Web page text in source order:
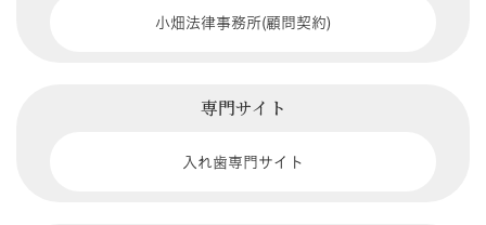
小畑法律事務所(顧問契約)
専門サイト
入れ歯専門サイト